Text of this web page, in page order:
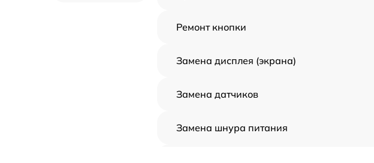
Ремонт кнопки
Замена дисплея (экрана)
Замена датчиков
Замена шнура питания